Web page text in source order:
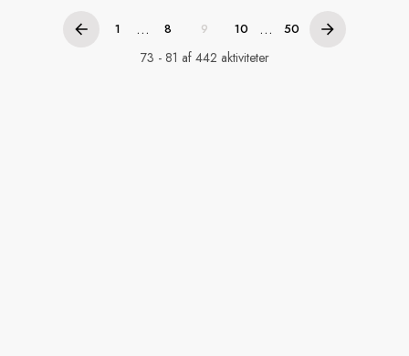
1 ... 8 9 10 ... 50
73 - 81 af 442 aktiviteter